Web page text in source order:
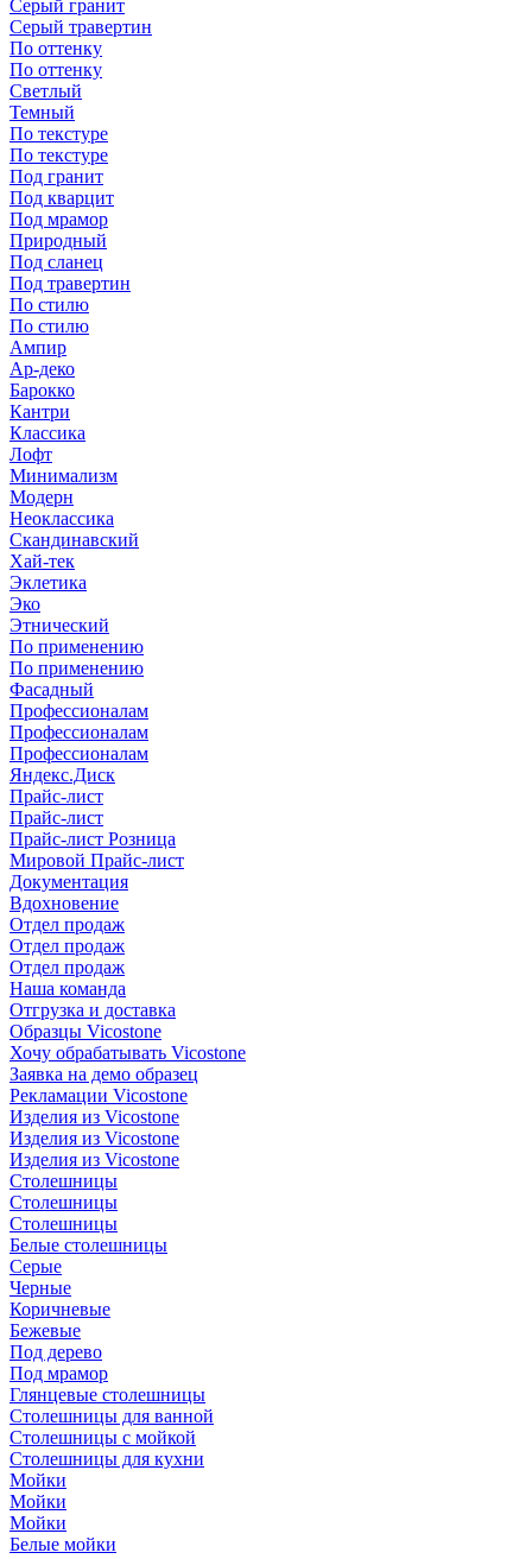
Серый гранит
Серый травертин
По оттенку
По оттенку
Светлый
Темный
По текстуре
По текстуре
Под гранит
Под кварцит
Под мрамор
Природный
Под сланец
Под травертин
По стилю
По стилю
Ампир
Ар-деко
Барокко
Кантри
Классика
Лофт
Минимализм
Модерн
Неоклассика
Скандинавский
Хай-тек
Эклетика
Эко
Этнический
По применению
По применению
Фасадный
Профессионалам
Профессионалам
Профессионалам
Яндекс.Диск
Прайс-лист
Прайс-лист
Прайс-лист Розница
Мировой Прайс-лист
Документация
Вдохновение
Отдел продаж
Отдел продаж
Отдел продаж
Наша команда
Отгрузка и доставка
Образцы Vicostone
Хочу обрабатывать Vicostone
Заявка на демо образец
Рекламации Vicostone
Изделия из Vicostone
Изделия из Vicostone
Изделия из Vicostone
Столешницы
Столешницы
Столешницы
Белые столешницы
Серые
Черные
Коричневые
Бежевые
Под дерево
Под мрамор
Глянцевые столешницы
Столешницы для ванной
Столешницы с мойкой
Столешницы для кухни
Мойки
Мойки
Мойки
Белые мойки